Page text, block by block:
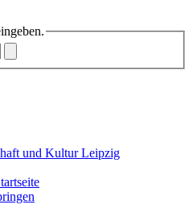
und Kultur Leipzig